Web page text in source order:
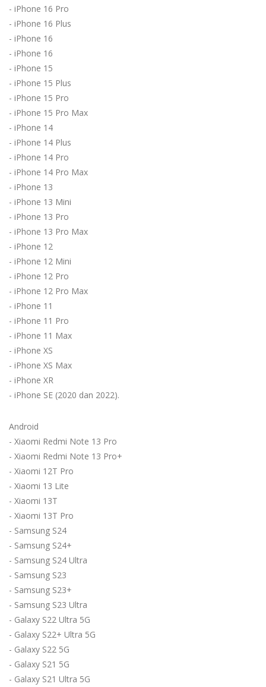
- iPhone 16 Pro
- iPhone 16 Plus
- iPhone 16
- iPhone 16
- iPhone 15
- iPhone 15 Plus
- iPhone 15 Pro
- iPhone 15 Pro Max
- iPhone 14
- iPhone 14 Plus
- iPhone 14 Pro
- iPhone 14 Pro Max
- iPhone 13
- iPhone 13 Mini
- iPhone 13 Pro
- iPhone 13 Pro Max
- iPhone 12
- iPhone 12 Mini
- iPhone 12 Pro
- iPhone 12 Pro Max
- iPhone 11
- iPhone 11 Pro
- iPhone 11 Max
- iPhone XS
- iPhone XS Max
- iPhone XR
- iPhone SE (2020 dan 2022).
Android
- Xiaomi Redmi Note 13 Pro
- Xiaomi Redmi Note 13 Pro+
- Xiaomi 12T Pro
- Xiaomi 13 Lite
- Xiaomi 13T
- Xiaomi 13T Pro
- Samsung S24
- Samsung S24+
- Samsung S24 Ultra
- Samsung S23
- Samsung S23+
- Samsung S23 Ultra
- Galaxy S22 Ultra 5G
- Galaxy S22+ Ultra 5G
- Galaxy S22 5G
- Galaxy S21 5G
- Galaxy S21 Ultra 5G